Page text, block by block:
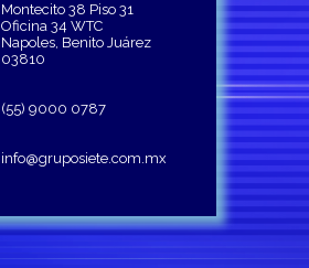
Montecito 38 Piso 31
Oficina 34 WTC
Napoles, Benito Juárez
03810
(55) 9000 0787
info@gruposiete.com.mx